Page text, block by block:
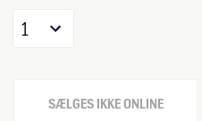
1
SÆLGES IKKE ONLINE